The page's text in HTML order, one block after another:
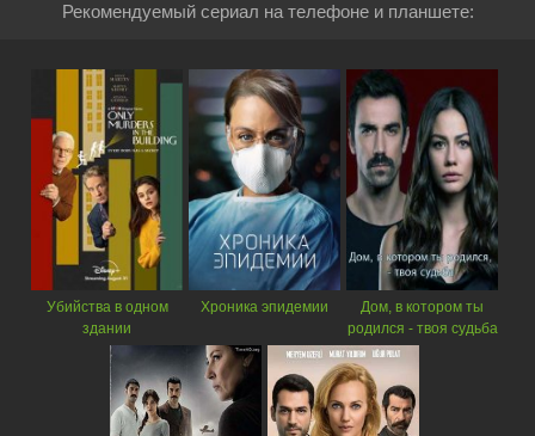
Рекомендуемый сериал на телефоне и планшете:
Убийства в одном
здании
Хроника эпидемии
Дом, в котором ты
родился - твоя судьба